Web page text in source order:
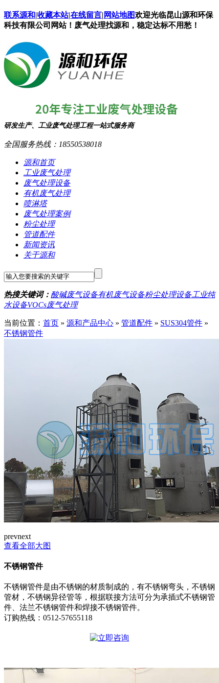
联系源和|收藏本站|在线留言| 网站地图欢迎光临昆山源和环保
科技有限公司网站！废气处理找源和，稳定达标不用愁！
研发生产、工业废气处理工程一站式服务商
全国服务热线： 18550538018
源和首页
工业废气处理
废气处理设备
有机废气处理
喷淋塔
废气处理案例
粉尘处理
管道配件
新闻资讯
关于源和
热搜关键词： 酸碱废气设备有机废气设备粉尘处理设备工业纯
水设备VOCs废气处理
当前位置： 首页 » 源和产品中心 » 管道配件 » SUS304管件 »
不锈钢管件
prevnext
查看全部大图
不锈钢管件
不锈钢管件是由不锈钢的材质制成的，有不锈钢弯头，不锈钢
管材，不锈钢异径管等，根据联接方法可分为承插式不锈钢管
件、法兰不锈钢管件和焊接不锈钢管件。
订购热线： 0512-57655118